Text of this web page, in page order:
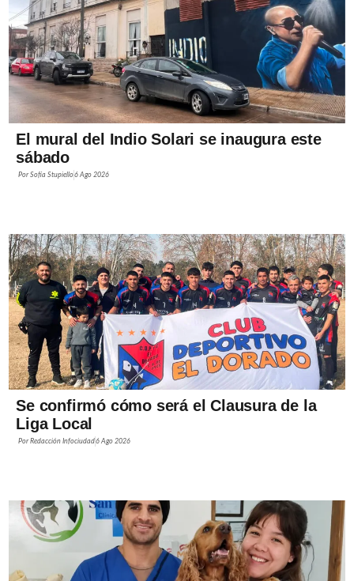
El mural del Indio Solari se inaugura este
sábado
PorSofía Stupiello6 Ago 2026
Se confirmó cómo será el Clausura de la
Liga Local
PorRedacción Infociudad6 Ago 2026